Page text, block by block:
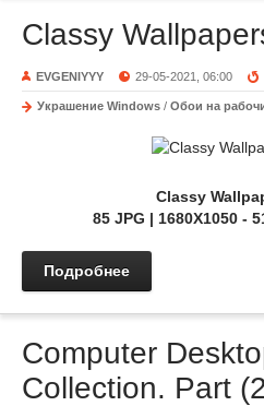
Classy
EVGENIYYY 29-05-2021, 06:00
Украшение Windows / Обои на
Classy
85 JPG | 1680X1050 -
Подробнее
Computer
Collection. Part